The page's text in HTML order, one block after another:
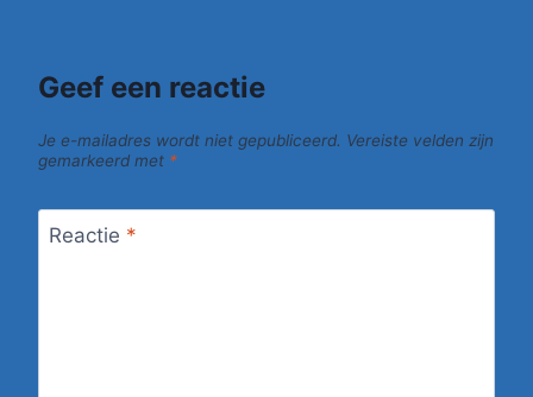
Geef een reactie
Je e-mailadres wordt niet gepubliceerd. Vereiste velden zijn
gemarkeerd met *
Reactie *